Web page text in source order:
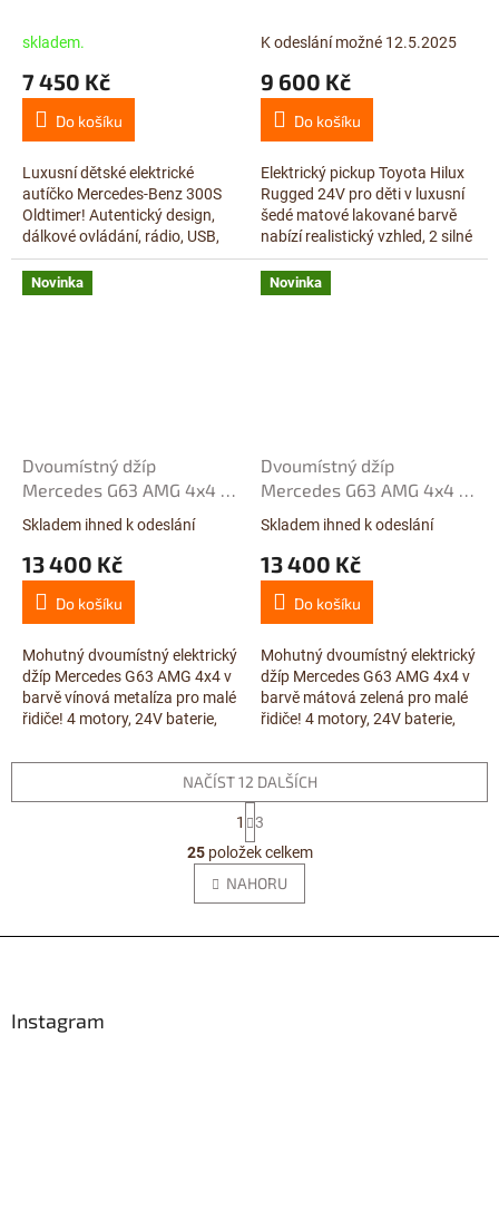
skladem.
7 450 Kč
Do košíku
Luxusní dětské elektrické
autíčko Mercedes-Benz 300S
Oldtimer! Autentický design,
dálkové ovládání, rádio, USB,
kožená sedačka, LED světla,
12V/14Ah baterie pro
dlouhou...
K odeslání možné 12.5.2025
9 600 Kč
Do košíku
Elektrický pickup Toyota Hilux
Rugged 24V pro děti v luxusní
šedé matové lakované barvě
nabízí realistický vzhled, 2 silné
motory 2×24V/240W, dálkové
ovládání 2.4G, EVA kola,...
Novinka
Dvoumístný džíp
Mercedes G63 AMG 4x4 s
2,4G dálkovým ovládáním,
vínová metalíza
Průměrné
produktu
4,5
5
hvězdiček.
Skladem ihned k odeslání
13 400 Kč
Do košíku
Mohutný dvoumístný elektrický
džíp Mercedes G63 AMG 4x4 v
barvě vínová metalíza pro malé
řidiče! 4 motory, 24V baterie,
karoserie,...
Novinka
Dvoumístný džíp
Mercedes G63 AMG 4x4 s
2,4G dálkovým ovládáním,
luxusní matová zelená
Průměrné
produktu
5,0
5
hvězdiček.
Skladem ihned k odeslání
13 400 Kč
Do košíku
Mohutný dvoumístný elektrický
džíp Mercedes G63 AMG 4x4 v
barvě mátová zelená pro malé
řidiče! 4 motory, 24V baterie,
karoserie, stavitelné...
O
v
l
á
NAČÍST 12 DALŠÍCH
t
r
á
n
k
v
1
3
25položek celkem
NAHORU
Instagram